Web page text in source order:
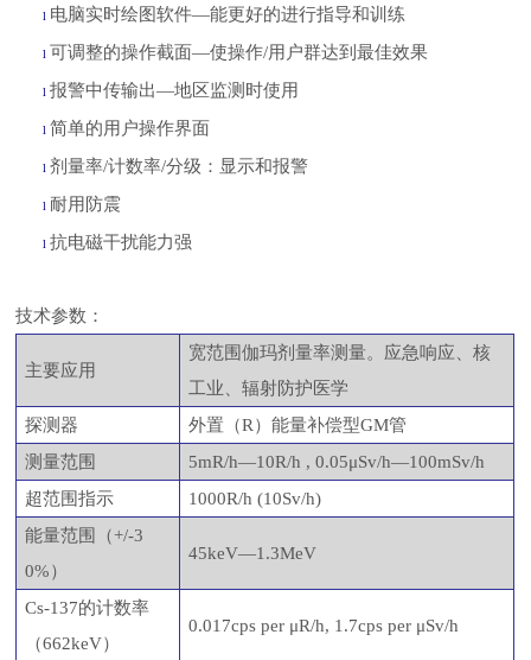
l 电脑实时绘图软件—能更好的进行指导和训练
l 可调整的操作截面—使操作/用户群达到最佳效果
l报警中传输出—地区监测时使用
l简单的用户操作界面
l剂量率/计数率/分级：显示和报警
l 耐用防震
l抗电磁干扰能力强
技术参数：
主要应用
宽范围伽玛剂量率测量。应急响应、核
工业、辐射防护医学
探测器
外置（R）能量补偿型GM管
测量范围
5mR/h—10R/h , 0.05μSv/h—100mSv/h
超范围指示
1000R/h (10Sv/h)
能量范围（+/-3
0%）
45keV—1.3MeV
Cs-137的计数率
（662keV）
0.017cps per μR/h, 1.7cps per μSv/h